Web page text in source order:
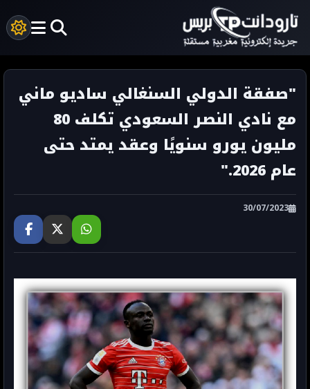
"صفقة الدولي السنغالي ساديو ماني
مع نادي النصر السعودي تكلف 80
مليون يورو سنويًا وعقد يمتد حتى
عام 2026."
30/07/2023